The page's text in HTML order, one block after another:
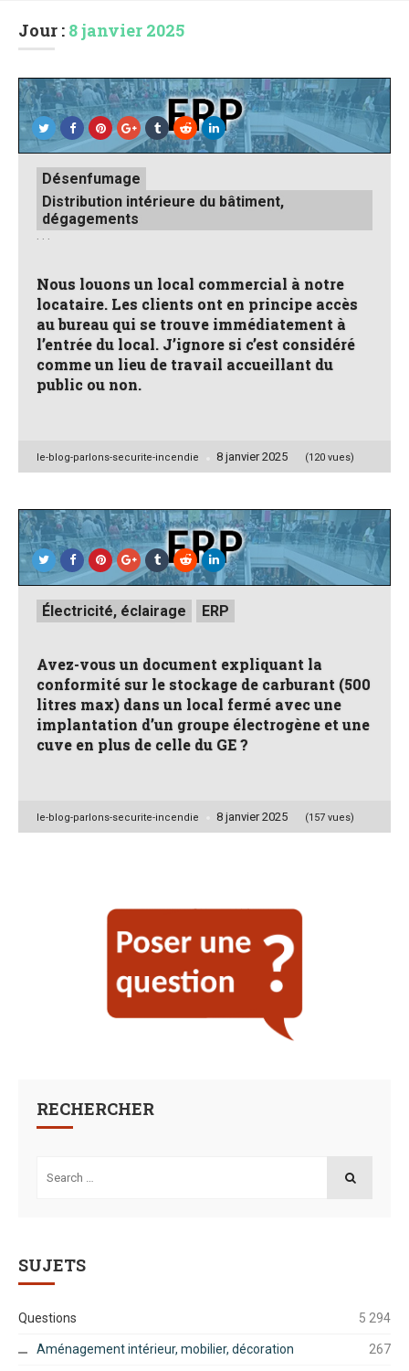
Jour : 8 janvier 2025
Posted
inDésenfumage
Distribution intérieure du bâtiment,
dégagements
. . .
Nous louons un local commercial à notre
locataire. Les clients ont en principe accès
au bureau qui se trouve immédiatement à
l’entrée du local. J’ignore si c’est considéré
comme un lieu de travail accueillant du
public ou non.
Posted
le-blog-parlons-securite-incendie 8 janvier 2025 (120 vues)
Posted
inÉlectricité, éclairage ERP
Avez-vous un document expliquant la
conformité sur le stockage de carburant (500
litres max) dans un local fermé avec une
implantation d’un groupe électrogène et une
cuve en plus de celle du GE ?
Posted
le-blog-parlons-securite-incendie 8 janvier 2025 (157 vues)
RECHERCHER
for:
SUJETS
Questions 5 294
Aménagement intérieur, mobilier, décoration 267